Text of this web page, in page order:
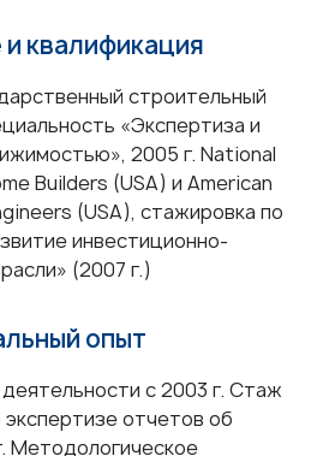
квалификация
строительный
«Экспертиза и
2005 г. National
Builders (USA) и American
(USA), стажировка по
инвестиционно-
(2007 г.)
опыт
с 2003 г. Стаж
отчетов об
Методологическое